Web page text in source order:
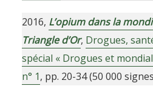
2016, L’opium dans la
Triangle d’Or, Drogues,
spécial « Drogues et
n° 1, pp. 20-34 (50 000